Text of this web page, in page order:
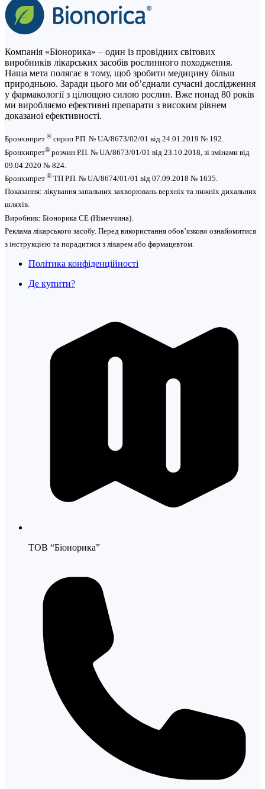
Компанія «Біонорика» ‒ один із провідних світових
виробників лікарських засобів рослинного походження.
Наша мета полягає в тому, щоб зробити медицину більш
природньою. Заради цього ми об’єднали сучасні дослідження
у фармакології з цілющою силою рослин. Вже понад 80 років
ми виробляємо ефективні препарати з високим рівнем
доказаної ефективності.
Бронхипрет ® сироп Р.П. № UA/8673/02/01 від 24.01.2019 № 192.
Бронхипрет® розчин Р.П. № UA/8673/01/01 від 23.10.2018, зі змінами від
09.04.2020 № 824.
Бронхипрет ® ТП Р.П. № UA/8674/01/01 від 07.09.2018 № 1635.
Показання: лікування запальних захворювань верхніх та нижніх дихальних
шляхів.
Виробник: Біонорика СЕ (Німеччина).
Реклама лікарського засобу. Перед використання обов’язково ознайомитися
з інструкцією та порадитися з лікарем або фармацевтом.
Політика конфіденційності
Де купити?
ТОВ “Біонорика”